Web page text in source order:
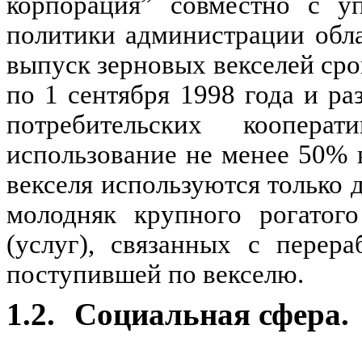
политики администрации
выпуск зерновых векселей
по 1 сентября 1998 года и
потребительских
использование не менее 50%
векселя используются только
молодняк крупного
(услуг), связанных с
поступившей по векселю.
1.2. Социальная сфера.